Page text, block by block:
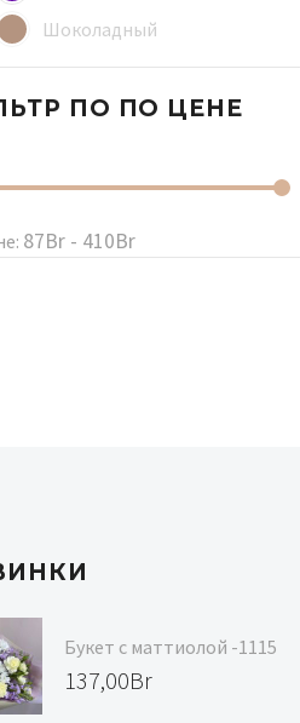
Шоколадный
ПО ПО ЦЕНЕ
87Br - 410Br
Букет с маттиолой -1115
137,00Br